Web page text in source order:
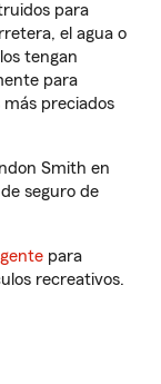
para
el agua o
tengan
para
preciados
Smith en
seguro de
para
recreativos.